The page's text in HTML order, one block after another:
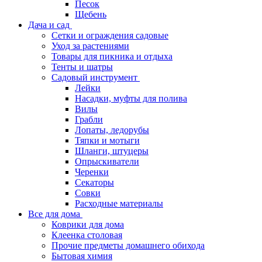
Песок
Щебень
Дача и сад
Сетки и ограждения садовые
Уход за растениями
Товары для пикника и отдыха
Тенты и шатры
Садовый инструмент
Лейки
Насадки, муфты для полива
Вилы
Грабли
Лопаты, ледорубы
Тяпки и мотыги
Шланги, штуцеры
Опрыскиватели
Черенки
Секаторы
Совки
Расходные материалы
Все для дома
Коврики для дома
Клеенка столовая
Прочие предметы домашнего обихода
Бытовая химия